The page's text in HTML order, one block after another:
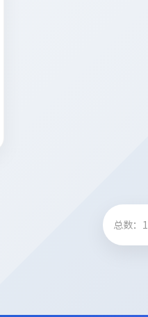
总数：1